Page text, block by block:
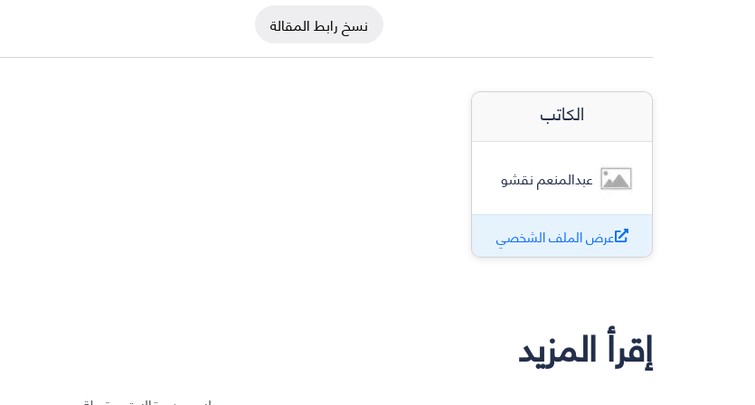
نسخ رابط المقالة
الكاتب
عبدالمنعم نقشو
عرض الملف الشخصي
إقرأ المزيد